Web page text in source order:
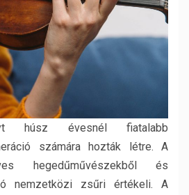
húsz évesnél fiatalabb
számára hozták létre. A
hegedűművészekből és
nemzetközi zsűri értékeli. A